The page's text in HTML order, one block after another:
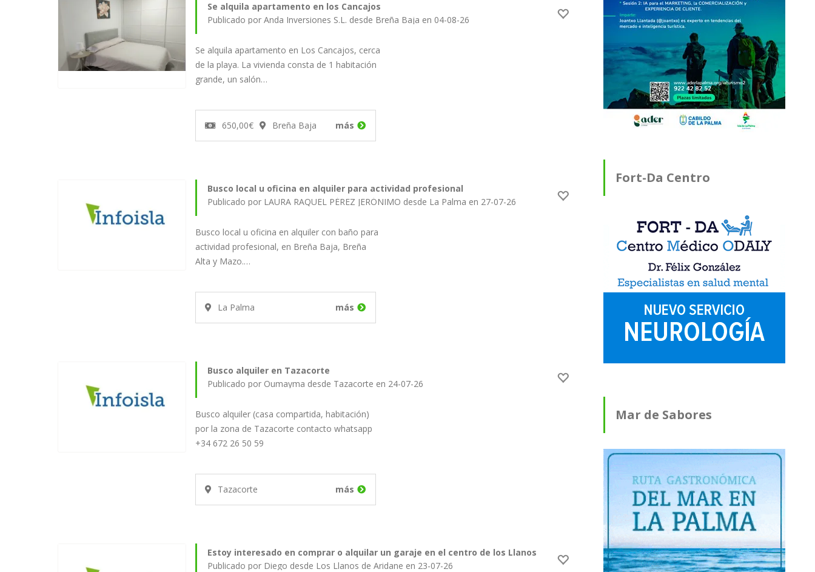
Se alquila apartamento en los Cancajos
Publicado por Anda Inversiones S.L. desde Breña Baja en 04-08-26
Se alquila apartamento en Los Cancajos, cerca
de la playa. La vivienda consta de 1 habitación
grande, un salón…
650,00€ Breña Baja más
Busco local u oficina en alquiler para actividad profesional
Publicado por LAURA RAQUEL PÉREZ JERÓNIMO desde La Palma en 27-07-26
Busco local u oficina en alquiler con baño para
actividad profesional, en Breña Baja, Breña
Alta y Mazo.…
La Palma más
Busco alquiler en Tazacorte
Publicado por Oumayma desde Tazacorte en 24-07-26
Busco alquiler (casa compartida, habitación)
por la zona de Tazacorte contacto whatsapp
+34 672 26 50 59
Tazacorte más
Estoy interesado en comprar o alquilar un garaje en el centro de los Llanos
Publicado por Diego desde Los Llanos de Aridane en 23-07-26
Fort-Da Centro
Mar de Sabores